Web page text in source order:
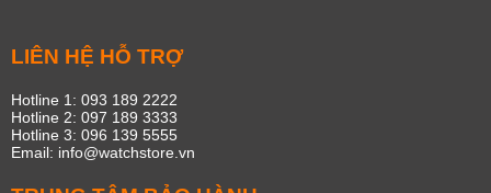
LIÊN HỆ HỖ TRỢ
Hotline 1: 093 189 2222
Hotline 2: 097 189 3333
Hotline 3: 096 139 5555
Email: info@watchstore.vn